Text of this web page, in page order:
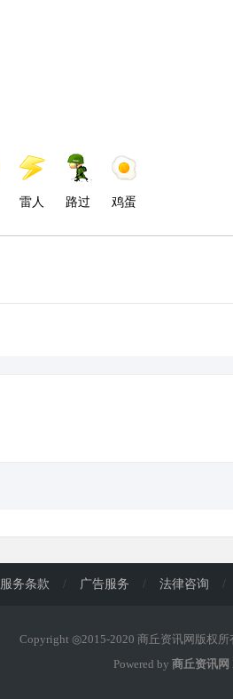
雷人 路过 鸡蛋
服务条款 / 广告服务 / 法律咨询 /
Copyright ◎2015-2020 商丘资讯网版权所
Powered by 商丘资讯网